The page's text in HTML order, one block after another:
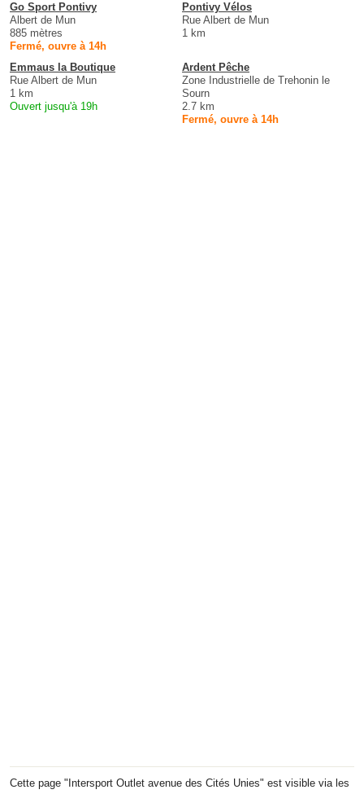
Go Sport Pontivy
Albert de Mun
885 mètres
Fermé, ouvre à 14h
Pontivy Vélos
Rue Albert de Mun
1 km
Emmaus la Boutique
Rue Albert de Mun
1 km
Ouvert jusqu'à 19h
Ardent Pêche
Zone Industrielle de Trehonin le
Sourn
2.7 km
Fermé, ouvre à 14h
Cette page "Intersport Outlet avenue des Cités Unies" est visible via les